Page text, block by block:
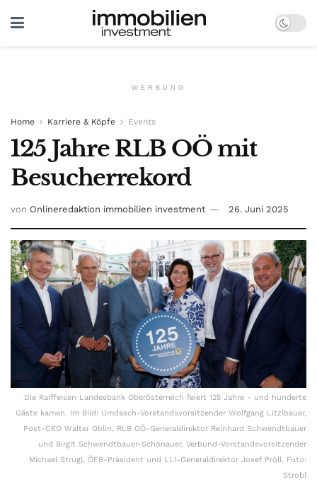
WERBUNG
Home Karriere & Köpfe Events
125 Jahre RLB OÖ mit
Besucherrekord
von Onlineredaktion immobilien investment 26. Juni 2025
Die Raiffeisen Landesbank Oberösterreich feiert 125 Jahre - und hunderte
Gäste kamen. Im Bild: Umdasch-Vorstandsvorsitzender Wolfgang Litzlbauer,
Post-CEO Walter Oblin, RLB OÖ-Generaldirektor Reinhard Schwendtbauer
und Birgit Schwendtbauer-Schönauer, Verbund-Vorstandsvorsitzender
Michael Strugl, ÖFB-Präsident und LLI-Generaldirektor Josef Pröll. Foto:
Strobl